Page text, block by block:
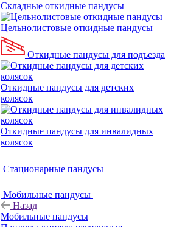
Складные откидные пандусы
Цельнолистовые откидные пандусы
Откидные пандусы для подъезда
Откидные пандусы для детских
колясок
Откидные пандусы для инвалидных
колясок
Стационарные пандусы
Мобильные пандусы
Назад
Мобильные пандусы